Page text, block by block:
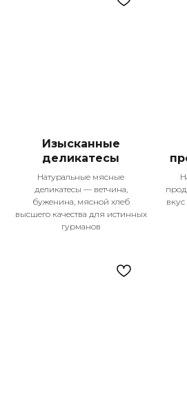
Изысканные
деликатесы
Натуральные мясные
деликатесы — ветчина,
буженина, мясной хлеб
высшего качества для истинных
гурманов
были удобными, выгодными и